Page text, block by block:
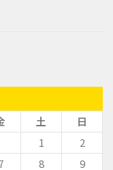
土
日
1
2
8 9